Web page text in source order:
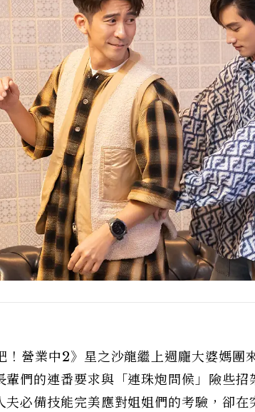
！營業中2》星之沙龍繼上週龐大婆媽團
輩們的連番要求與「連珠炮問候」險些
夫必備技能完美應對姐姐們的考驗，卻